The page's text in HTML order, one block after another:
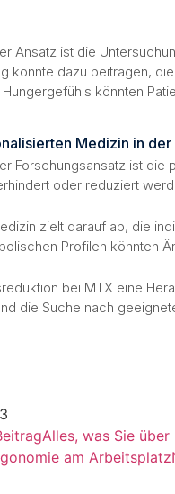
Ansatz ist die
könnte dazu beitragen,
könnten
Medizin in
Forschungsansatz ist
oder reduziert
zielt darauf ab, die
Profilen könnten
bei MTX eine
die Suche nach
Alles, was Sie über
am Arbeitsplatz